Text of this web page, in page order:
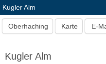
Kugler Alm
Oberhaching Karte E-
Kugler Alm